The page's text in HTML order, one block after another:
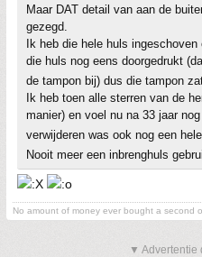
Maar DAT detail van aan de
gezegd.
Ik heb die hele huls
die huls nog eens doorgedrukt
de tampon bij) dus die tampon
Ik heb toen alle sterren van de
manier) en voel nu na 33 jaar
verwijderen was ook nog een
Nooit meer een inbrenghuls
No amount of money ever bought a second
▼ Advertentie